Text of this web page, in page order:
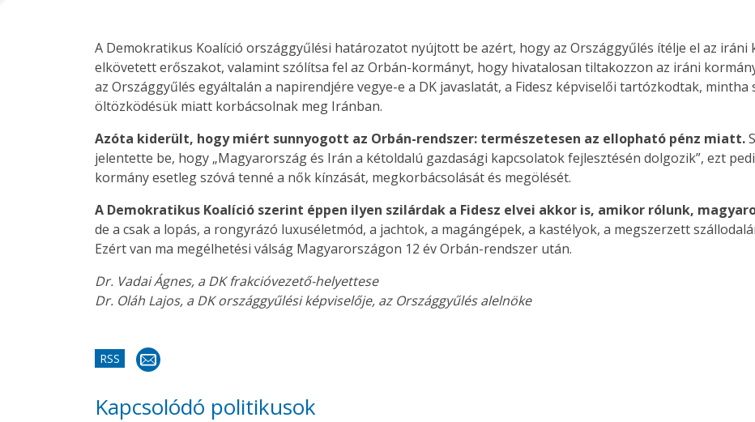
A Demokratikus Koalíció országgyűlési határozatot nyújtott be azért, hogy az Országgyűlés ítélje el az
elkövetett erőszakot, valamint szólítsa fel az Orbán-kormányt, hogy hivatalosan tiltakozzon az iráni
az Országgyűlés egyáltalán a napirendjére vegye-e a DK javaslatát, a Fidesz képviselői tartózkodtak,
öltözködésük miatt korbácsolnak meg Iránban.
Azóta kiderült, hogy miért sunnyogott az Orbán-rendszer: természetesen az ellopható pénz miatt.
jelentette be, hogy „Magyarország és Irán a kétoldalú gazdasági kapcsolatok fejlesztésén dolgozik”, ezt
kormány esetleg szóvá tenné a nők kínzását, megkorbácsolását és megölését.
A Demokratikus Koalíció szerint éppen ilyen szilárdak a Fidesz elvei akkor is, amikor rólunk,
de a csak a lopás, a rongyrázó luxuséletmód, a jachtok, a magángépek, a kastélyok, a megszerzett
Ezért van ma megélhetési válság Magyarországon 12 év Orbán-rendszer után.
Dr. Vadai Ágnes, a DK frakcióvezető-helyettese
Dr. Oláh Lajos, a DK országgyűlési képviselője, az Országgyűlés alelnöke
RSS
Kapcsolódó politikusok